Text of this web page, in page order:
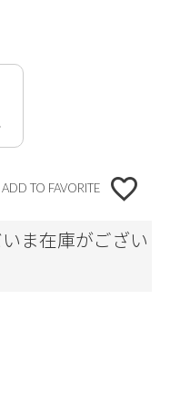
ADD TO FAVORITE
ま在庫がござい